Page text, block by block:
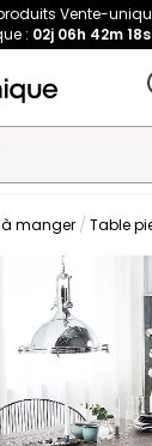
Vente-
: 02j 06h 42m18s
à manger Table